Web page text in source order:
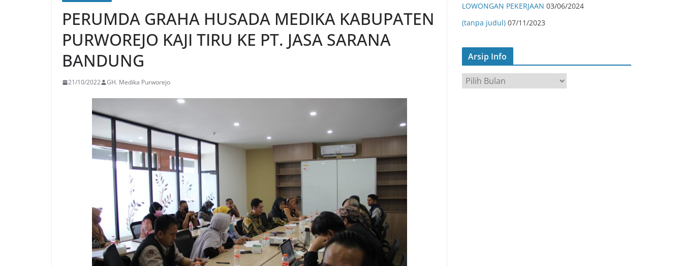
PERUMDA GRAHA HUSADA MEDIKA KABUPATEN
PURWOREJO KAJI TIRU KE PT. JASA SARANA
BANDUNG
21/10/2022 GH. Medika Purworejo
LOWONGAN PEKERJAAN 03/06/2024
(tanpa judul) 07/11/2023
Arsip Info
r